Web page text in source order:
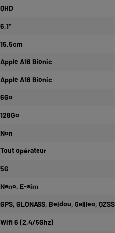
QHD
6,1"
15,5cm
Apple A16 Bionic
Apple A16 Bionic
6Go
128Go
Non
Tout opérateur
5G
Nano, E-sim
GPS, GLONASS, Beidou, Galileo, QZSS
Wifi 6 (2,4/5Ghz)